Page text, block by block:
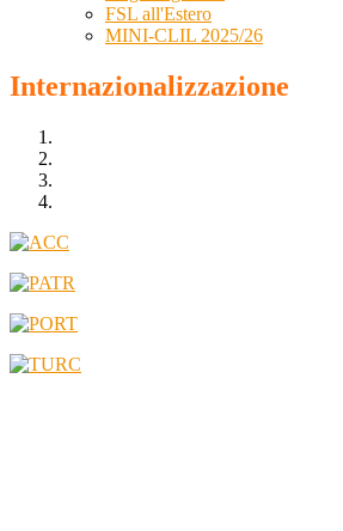
FSL all'Estero
MINI-CLIL 2025/26
Internazionalizzazione